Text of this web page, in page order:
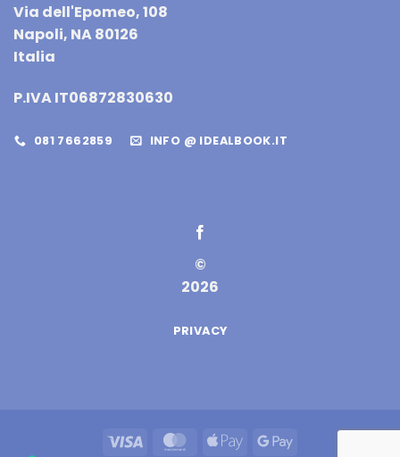
Via dell'Epomeo, 108
Napoli, NA 80126
Italia
P.IVA IT06872830630
081 7662859 INFO @ IDEALBOOK.IT
©
2026
PRIVACY
Visa MasterCard
Apple Google